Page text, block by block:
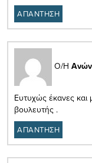
ΑΠΑΝΤΗΣΗ
Ο/Η
Ευτυχώς έκανες και
βουλευτής .
ΑΠΑΝΤΗΣΗ